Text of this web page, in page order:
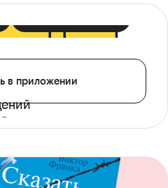
в приложении